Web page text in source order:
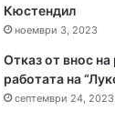
Кюстендил
ноември 3, 2023
Отказ от внос
работата на
септември 24, 2023